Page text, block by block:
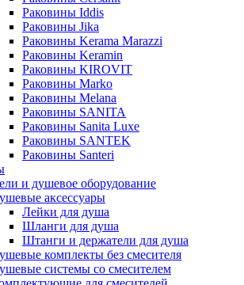
Раковины Iddis
Раковины Jika
Раковины Kerama Marazzi
Раковины Keramin
Раковины KIROVIT
Раковины Marko
Раковины Melana
Раковины SANITA
Раковины Sanita Luxe
Раковины SANTEK
Раковины Santeri
и душевое оборудование
аксессуары
Лейки для душа
Шланги для душа
Штанги и держатели для душа
комплекты без смесителя
системы со смесителем